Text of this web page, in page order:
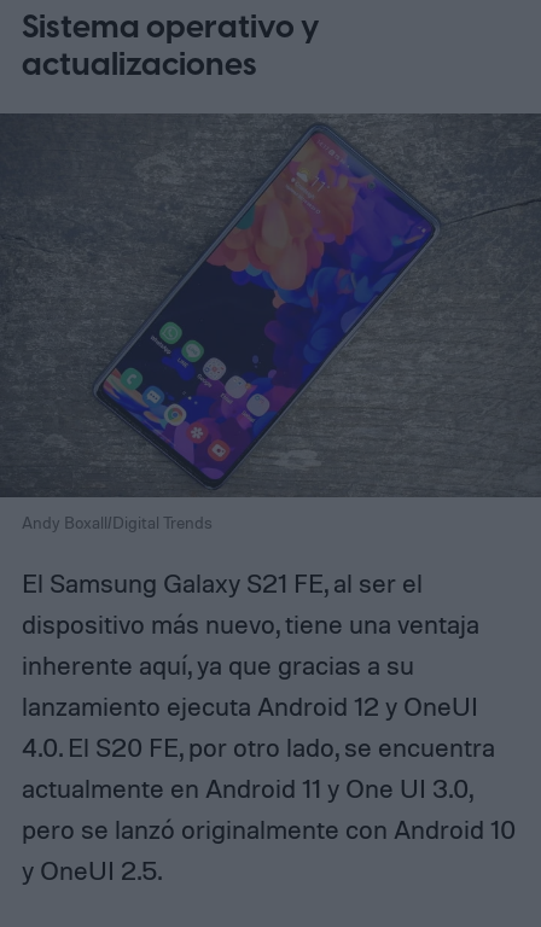
Sistema operativo y
actualizaciones
Andy Boxall/Digital Trends
El Samsung Galaxy S21 FE, al ser el
dispositivo más nuevo, tiene una ventaja
inherente aquí, ya que gracias a su
lanzamiento ejecuta Android 12 y OneUI
4.0. El S20 FE, por otro lado, se encuentra
actualmente en Android 11 y One UI 3.0,
pero se lanzó originalmente con Android 10
y OneUI 2.5.